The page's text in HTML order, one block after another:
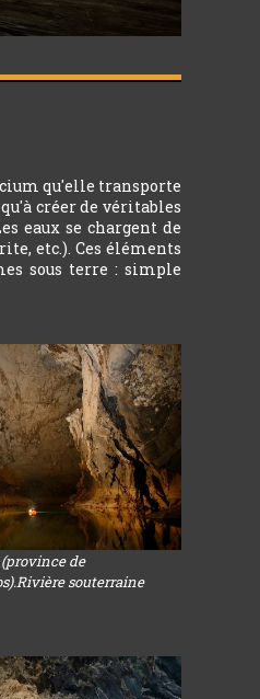
qu'elle transporte
créer de véritables
eaux se chargent de
etc.). Ces éléments
sous terre : simple
de
souterraine